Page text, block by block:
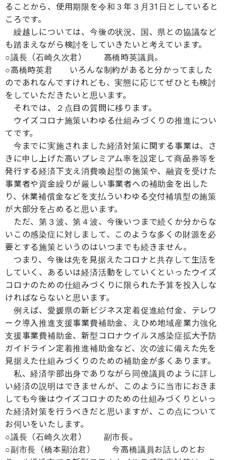
ることから、使用期限を令和３年３月31日としていると
ころです。
繰越しについては、今後の状況、国、県との協議など
も踏まえながら検討をしていきたいと考えています。
○議長（石崎久次君） 高橋時英議員。
○高橋時英君 いろんな制約があると分かってました
のであれなんですけれども、実態に応じてぜひとも検討
をしていただきたいと思います。
それでは、２点目の質問に移ります。
ウイズコロナ施策いわゆる仕組みづくりの推進につい
てです。
今までに実施されました経済対策に関する事業は、さ
きに申し上げた高いプレミアム率を設定して商品券等を
発行する経済下支え消費喚起型の施策や、融資を受けた
事業者や資金繰りが厳しい事業者への補助金を出した
り、休業補償金などを支払ういわゆる交付補填型の施策
が大部分を占めると思います。
ただ、第３波、第４波、今後いつまで続くか分からな
いこの感染症に対しまして、このような多くの財源を必
要とする施策というのはいつまでも続きません。
つまり、今後は先を見据えたコロナと共存して生活を
していく、あるいは経済活動をしていくといったウイズ
コロナのための仕組みづくりに限られた予算を投入しな
ければならないと思います。
例えば、愛媛県の新ビジネス定着促進給付金、テレワ
ーク導入推進支援事業費補助金、えひめ地域産業力強化
支援事業費補助金、新型コロナウイルス感染症拡大予防
ガイドライン定着推進補助金など、次の波に備えた先を
見据えた仕組みづくりのための補助金が多くあります。
私、経済学部出身でありながら同僚議員のように詳し
い経済の説明はできませんが、このように当市におきま
しても今後はウイズコロナのための仕組みづくりといっ
た経済対策を行うべきだと思いますが、この点について
お伺いをいたします。
○議長（石崎久次君） 副市長。
○副市長（橋本顯治君） 今高橋議員お話しのとお